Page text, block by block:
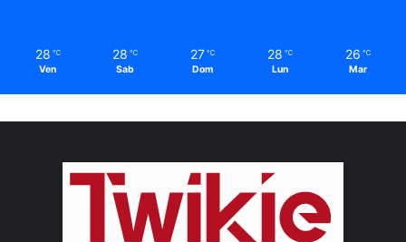
28 ℃
Ven
28 ℃
Sab
27 ℃
Dom
28 ℃
Lun
26 ℃
Mar